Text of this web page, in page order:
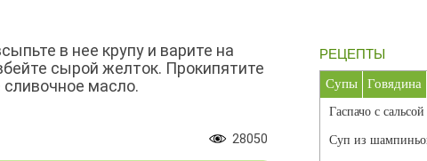
в нее крупу и варите на
сырой желток. Прокипятите
сливочное масло.
28050
РЕЦЕПТЫ
Супы Говядина
Гаспачо с
Суп из